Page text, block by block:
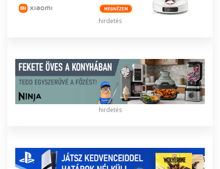
hirdetés
hirdetés